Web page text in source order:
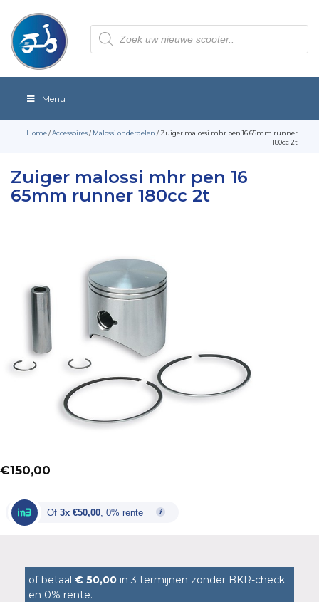
Producten
zoeken
Menu
Home/Accessoires/Malossi onderdelen / Zuiger malossi mhr pen 16 65mm runner
180cc 2t
Zuiger malossi mhr pen 16
65mm runner 180cc 2t
€150,00
Of 3x €50,00 , 0% rente
of betaal € 50,00 in 3 termijnen zonder BKR-check
en 0% rente.